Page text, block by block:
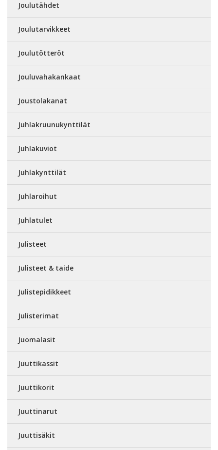
Joulutähdet
Joulutarvikkeet
Joulutötteröt
Jouluvahakankaat
Joustolakanat
Juhlakruunukynttilät
Juhlakuviot
Juhlakynttilät
Juhlaroihut
Juhlatulet
Julisteet
Julisteet & taide
Julistepidikkeet
Julisterimat
Juomalasit
Juuttikassit
Juuttikorit
Juuttinarut
Juuttisäkit